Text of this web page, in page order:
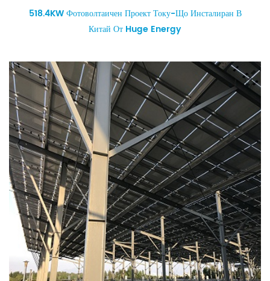
518.4KW Фотоволтаичен Проект Току-Що Инсталиран В
Китай От Huge Energy